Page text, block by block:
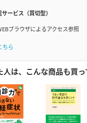
ービス（買切型）
ブラウザによるアクセス参照
ちら
は、こんな商品も買っ